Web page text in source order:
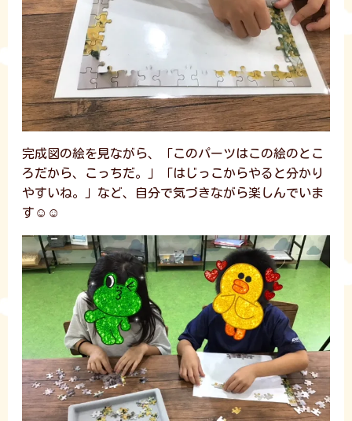
完成図の絵を見ながら、「このパーツはこの絵のとこ
ろだから、こっちだ。」「はじっこからやると分かり
やすいね。」など、自分で気づきながら楽しんでいま
す☺️☺️